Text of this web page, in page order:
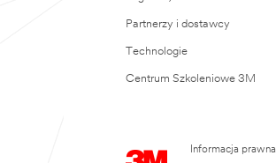
Partnerzy i dostawcy
Technologie
Centrum Szkoleniowe 3M
Informacja prawna